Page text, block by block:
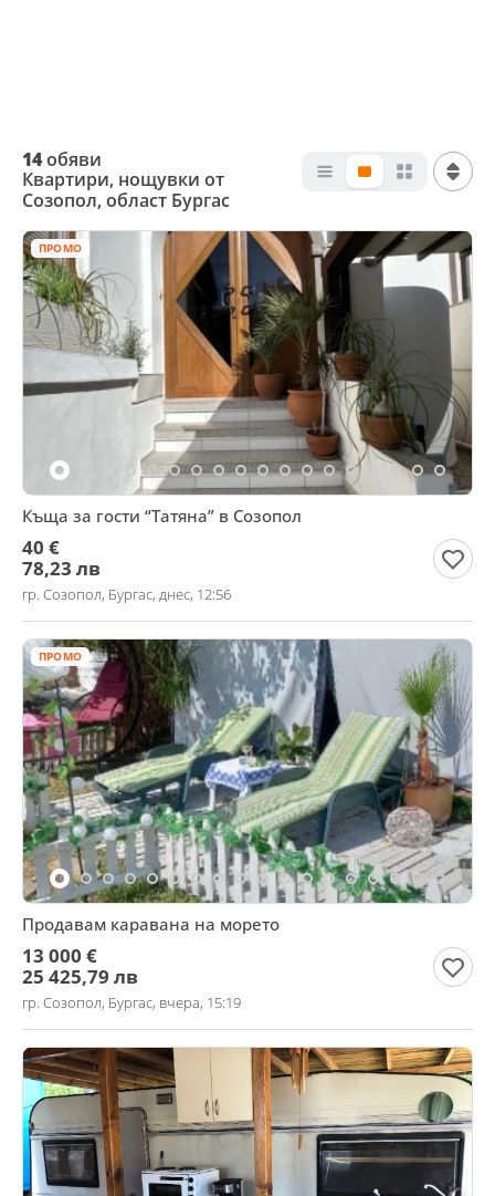
14обяви
Квартири, нощувки от
Созопол, област Бургас
ПРОМО
Къща за гости “Татяна” в Созопол
40 €
78,23 лв
гр. Созопол, Бургас, днес, 12:56
ПРОМО
Продавам каравана на морето
13 000 €
25 425,79 лв
гр. Созопол, Бургас, вчера, 15:19